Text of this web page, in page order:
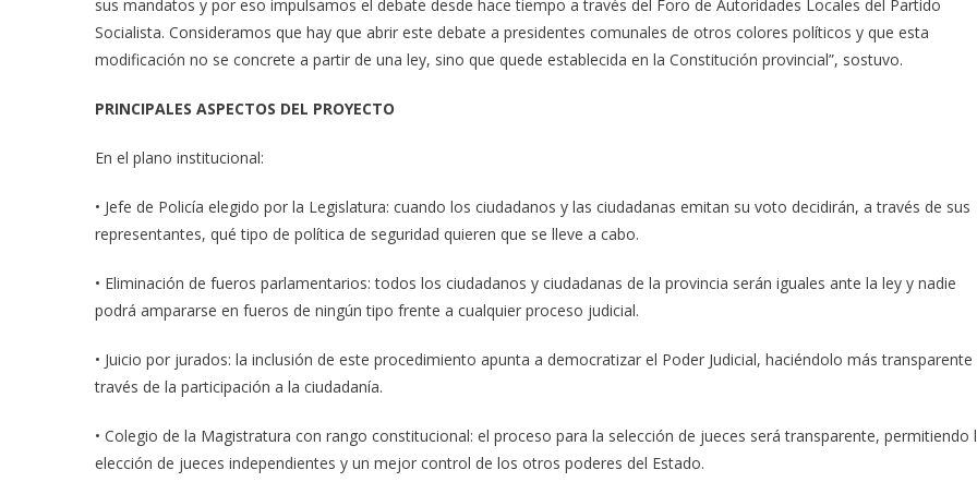
sus mandatos y por eso impulsamos el debate desde hace tiempo a través del Foro de Autoridades Locales del Partido
Socialista. Consideramos que hay que abrir este debate a presidentes comunales de otros colores políticos y que esta
modificación no se concrete a partir de una ley, sino que quede establecida en la Constitución provincial”, sostuvo.
PRINCIPALES ASPECTOS DEL PROYECTO
En el plano institucional:
• Jefe de Policía elegido por la Legislatura: cuando los ciudadanos y las ciudadanas emitan su voto decidirán, a través de sus
representantes, qué tipo de política de seguridad quieren que se lleve a cabo.
• Eliminación de fueros parlamentarios: todos los ciudadanos y ciudadanas de la provincia serán iguales ante la ley y nadie
podrá ampararse en fueros de ningún tipo frente a cualquier proceso judicial.
• Juicio por jurados: la inclusión de este procedimiento apunta a democratizar el Poder Judicial, haciéndolo más transparente
través de la participación a la ciudadanía.
• Colegio de la Magistratura con rango constitucional: el proceso para la selección de jueces será transparente, permitiendo
elección de jueces independientes y un mejor control de los otros poderes del Estado.